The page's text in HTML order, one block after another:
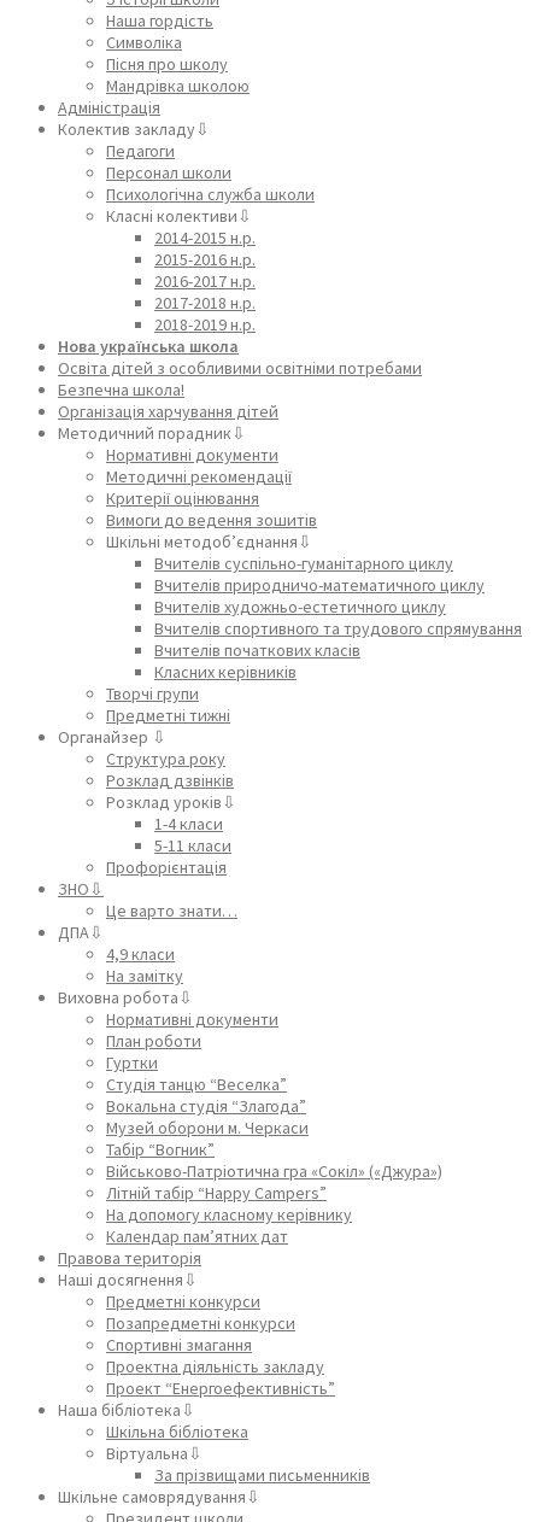
Наша гордість
Символіка
Пісня про школу
Мандрівка школою
Адміністрація
Колектив закладу⇩
Педагоги
Персонал школи
Психологічна служба школи
Класні колективи⇩
2014-2015 н.р.
2015-2016 н.р.
2016-2017 н.р.
2017-2018 н.р.
2018-2019 н.р.
Нова українська школа
Освіта дітей з особливими освітніми потребами
Безпечна школа!
Організація харчування дітей
Методичний порадник⇩
Нормативні документи
Методичні рекомендації
Критерії оцінювання
Вимоги до ведення зошитів
Шкільні методоб’єднання⇩
Вчителів суспільно-гуманітарного циклу
Вчителів природничо-математичного циклу
Вчителів художньо-естетичного циклу
Вчителів спортивного та трудового спрямування
Вчителів початкових класів
Класних керівників
Творчі групи
Предметні тижні
Органайзер ⇩
Структура року
Розклад дзвінків
Розклад уроків⇩
1-4 класи
5-11 класи
Профорієнтація
ЗНО⇩
Це варто знати…
ДПА⇩
4,9 класи
На замітку
Виховна робота⇩
Нормативні документи
План роботи
Гуртки
Студія танцю “Веселка”
Вокальна студія “Злагода”
Музей оборони м. Черкаси
Табір “Вогник”
Військово-Патріотична гра «Сокіл» («Джура»)
Літній табір “Happy Campers”
На допомогу класному керівнику
Календар пам’ятних дат
Правова територія
Наші досягнення⇩
Предметні конкурси
Позапредметні конкурси
Спортивні змагання
Проектна діяльність закладу
Проект “Енергоефективність”
Наша бібліотека⇩
Шкільна бібліотека
Віртуальна⇩
За прізвищами письменників
Шкільне самоврядування⇩